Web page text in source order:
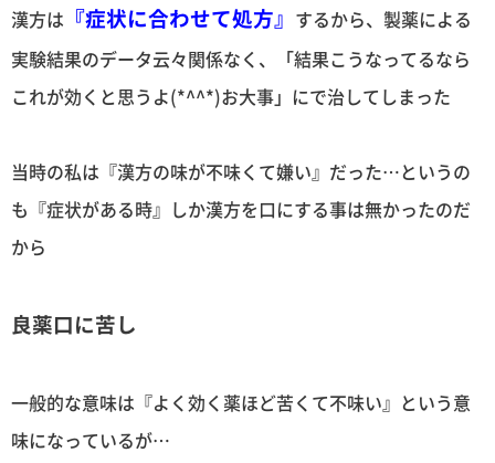
漢方は 『症状に合わせて処方』 するから、製薬による
実験結果のデータ云々関係なく、「結果こうなってるなら
これが効くと思うよ(*^^*)お大事」にで治してしまった
当時の私は『漢方の味が不味くて嫌い』だった…というの
も『症状がある時』しか漢方を口にする事は無かったのだ
から
良薬口に苦し
一般的な意味は『よく効く薬ほど苦くて不味い』という意
味になっているが…